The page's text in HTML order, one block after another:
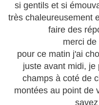
si gentils et si
très chaleureusement
faire des
merci
pour ce matin j'ai
juste avant midi,
champs à coté de
montées au point de